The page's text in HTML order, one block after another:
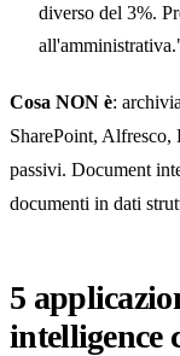
diverso del 3%.
Cosa NON è:
SharePoint,
passivi. Document
documenti in dati
5
intelligence